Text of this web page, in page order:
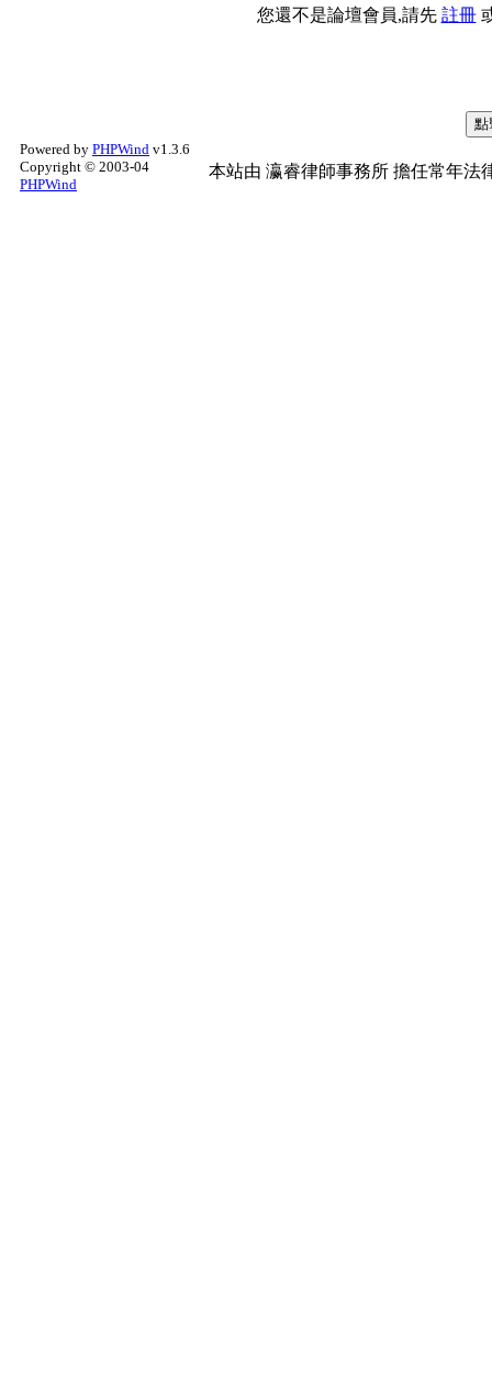
您還不是論壇會員,請先 註冊
Powered by PHPWind v1.3.6
Copyright © 2003-04
PHPWind
本站由 瀛睿律師事務所 擔任常年法